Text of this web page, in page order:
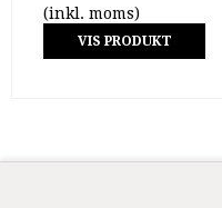
(inkl. moms)
VIS PRODUKT